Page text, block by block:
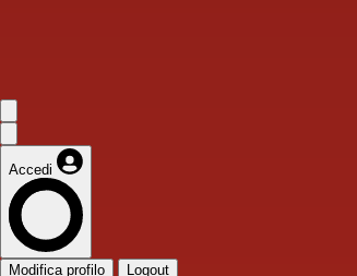
Accedi
Modifica profilo Logout